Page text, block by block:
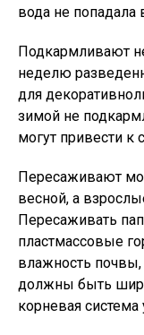
вода не попадала
Подкармливают
неделю
для
зимой не
могут привести к
Пересаживают
весной, а
Пересаживать
пластмассовые
влажность
должны быть
корневая система